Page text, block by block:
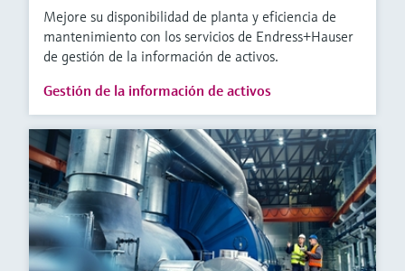
Mejore su disponibilidad de planta y eficiencia de
mantenimiento con los servicios de Endress+Hauser
de gestión de la información de activos.
Gestión de la información de activos